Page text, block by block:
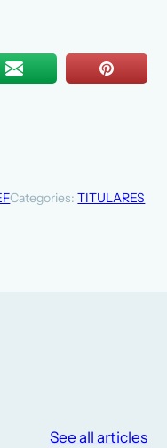
Categories:TITULARES
See all articles